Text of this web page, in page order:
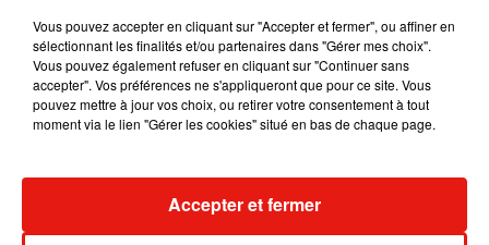
Vous pouvez accepter en cliquant sur "Accepter et fermer", ou affiner en
sélectionnant les finalités et/ou partenaires dans "Gérer mes choix".
Vous pouvez également refuser en cliquant sur "Continuer sans
accepter". Vos préférences ne s'appliqueront que pour ce site. Vous
pouvez mettre à jour vos choix, ou retirer votre consentement à tout
moment via le lien "Gérer les cookies" situé en bas de chaque page.
Accepter et fermer